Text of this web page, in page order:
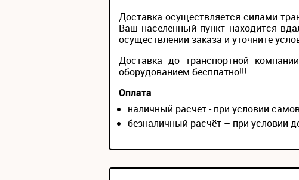
Доставка осуществляется силами
Ваш населенный пункт находится
осуществлении заказа и уточните
Доставка до транспортной
оборудованием бесплатно!!!
Оплата
наличный расчёт - при условии
безналичный расчёт – при условии